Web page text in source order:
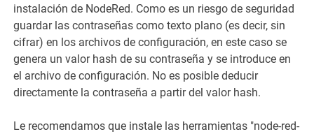
instalación de NodeRed. Como es un riesgo de seguridad
guardar las contraseñas como texto plano (es decir, sin
cifrar) en los archivos de configuración, en este caso se
genera un valor hash de su contraseña y se introduce en
el archivo de configuración. No es posible deducir
directamente la contraseña a partir del valor hash.
Le recomendamos que instale las herramientas "node-red-